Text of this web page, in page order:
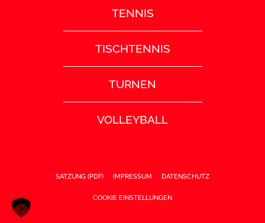
TENNIS
TISCHTENNIS
TURNEN
VOLLEYBALL
SATZUNG (PDF) IMPRESSUM DATENSCHUTZ
COOKIE EINSTELLUNGEN